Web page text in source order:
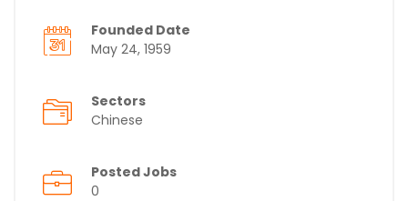
Founded Date
May 24, 1959
Sectors
Chinese
Posted Jobs
0